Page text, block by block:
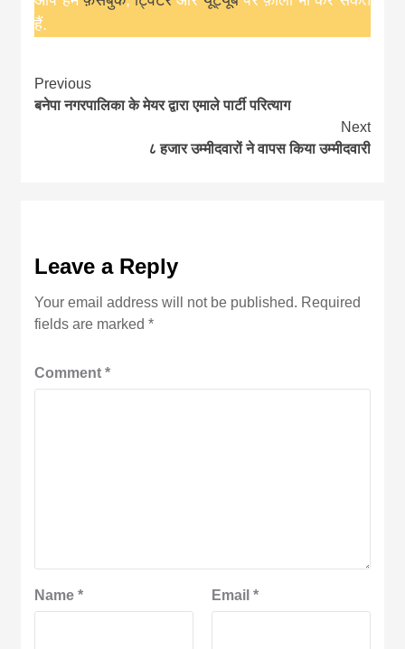
हैं.
Continue
Reading
Previous
बनेपा नगरपालिका के मेयर द्वारा एमाले पार्टी परित्याग
Next
८ हजार उम्मीदवारों ने वापस किया उम्मीदवारी
Leave a Reply
Your email address will not be published. Required
fields are marked*
Comment*
Name* Email *